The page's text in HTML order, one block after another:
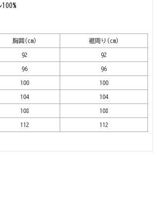
胸囲(cm) 裾周り(cm)
92 92
96 96
100 100
104 104
108 108
112 112